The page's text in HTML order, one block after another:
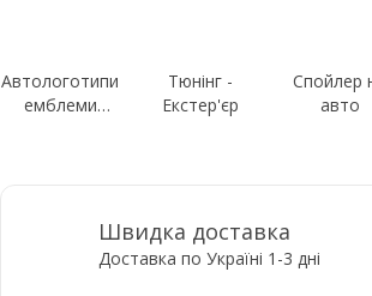
Автологотипи
емблеми
Тюнінг -
Екстер'єр
Спойлер
авто
Швидка доставка
Доставка по Україні 1-3 дні